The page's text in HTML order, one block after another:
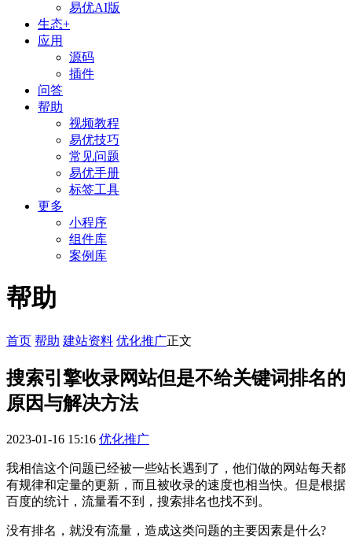
易优AI版
生态+
应用
源码
插件
问答
帮助
视频教程
易优技巧
常见问题
易优手册
标签工具
更多
小程序
组件库
案例库
帮助
首页 帮助 建站资料 优化推广正文
搜索引擎收录网站但是不给关键词排名的
原因与解决方法
2023-01-16 15:16 优化推广
我相信这个问题已经被一些站长遇到了，他们做的网站每天都
有规律和定量的更新，而且被收录的速度也相当快。但是根据
百度的统计，流量看不到，搜索排名也找不到。
没有排名，就没有流量，造成这类问题的主要因素是什么?